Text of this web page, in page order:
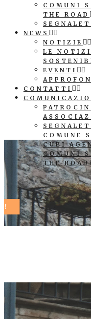
COMUNI
THE ROAD
NEWS
NOTIZIE
LE
EVENTI
CONTATTI
COMUNE
CUBI
COMUNI
THE ROAD